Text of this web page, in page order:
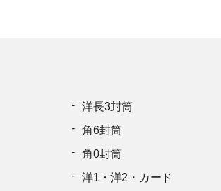
洋長3封筒
角6封筒
角0封筒
洋1・洋2・カード